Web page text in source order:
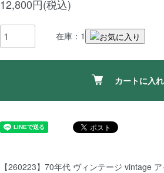
12,800円(税込)
在庫：1
カートに入
【260223】70年代 ヴィンテージ vintage